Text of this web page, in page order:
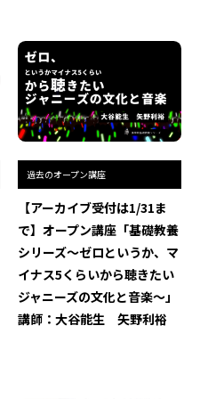
過去のオープン講座
【アーカイブ受付は1/31ま
で】オープン講座「基礎教養
シリーズ〜ゼロというか、マ
イナス5くらいから聴きたい
ジャニーズの文化と音楽〜」
講師：大谷能生 矢野利裕